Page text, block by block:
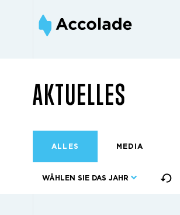
AKTUELLES
ALLES MEDIA
WÄHLEN SIE DAS JAHR